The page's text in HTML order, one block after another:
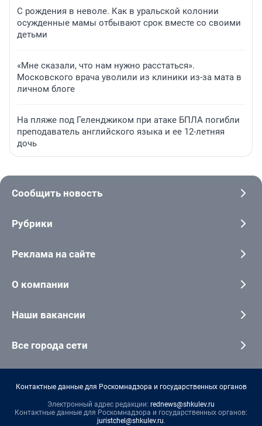
С рождения в неволе. Как в уральской колонии
осужденные мамы отбывают срок вместе со своими
детьми
«Мне сказали, что нам нужно расстаться».
Московского врача уволили из клиники из-за мата в
личном блоге
На пляже под Геленджиком при атаке БПЛА погибли
преподаватель английского языка и ее 12-летняя
дочь
Сообщить новость
Рубрики
Реклама на сайте
О компании
Наши вакансии
Все города сети
Контактные данные для Роскомнадзора и государственных органов
Электронный адрес редакции: rednews@shkulev.ru
Контактные данные для Роскомнадзора и государственных органов:
juristchel@shkulev.ru.